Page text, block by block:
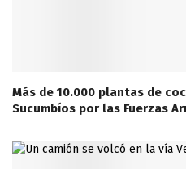
Más de 10.000 plantas de
Sucumbíos por las Fuerzas